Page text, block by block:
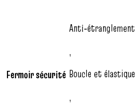
Fermoir sécurité
Anti‑étranglement
,
Boucle et élastique
,